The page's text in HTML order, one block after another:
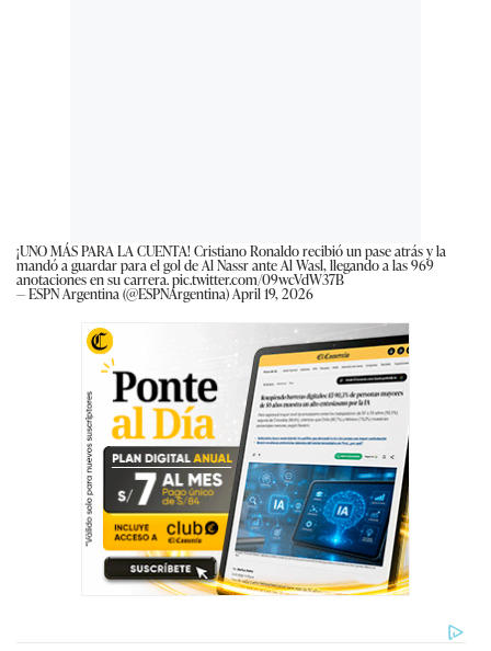
¡UNO MÁS PARA LA CUENTA! Cristiano Ronaldo recibió un pase atrás y la
mandó a guardar para el gol de Al Nassr ante Al Wasl, llegando a las 969
anotaciones en su carrera.pic.twitter.com/09wcVdW37B
— ESPN Argentina (@ESPNArgentina)April 19, 2026